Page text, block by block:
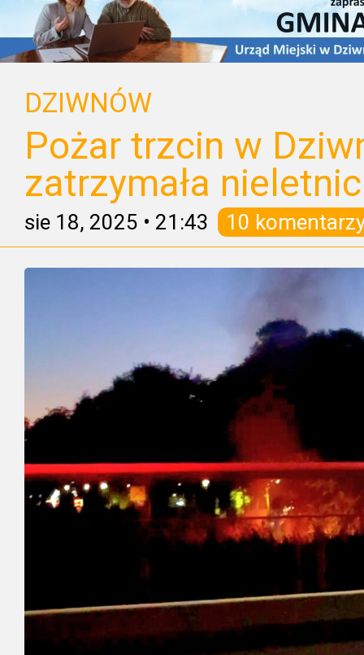
DZIWNÓW
Pożar trzcin w
zatrzymała
sie 18, 2025 • 21:43 10